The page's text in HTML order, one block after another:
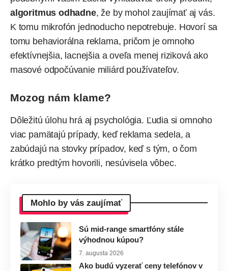
algoritmus odhadne, že by mohol zaujímať aj vás.
K tomu mikrofón jednoducho nepotrebuje. Hovorí sa
tomu behaviorálna reklama, pričom je omnoho
efektívnejšia, lacnejšia a oveľa menej riziková ako
masové odpočúvanie miliárd používateľov.
Mozog nám klame?
Dôležitú úlohu hrá aj psychológia. Ľudia si omnoho
viac pamätajú prípady, keď reklama sedela, a
zabúdajú na stovky prípadov, keď s tým, o čom
krátko predtým hovorili, nesúvisela vôbec.
Mohlo by vás zaujímať
Sú mid-range smartfóny stále
výhodnou kúpou?
7. augusta 2026
Ako budú vyzerať ceny telefónov v